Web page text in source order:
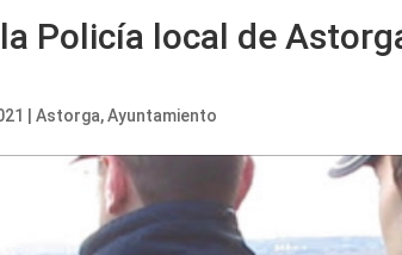
Policía local de
|Astorga,Ayuntamiento